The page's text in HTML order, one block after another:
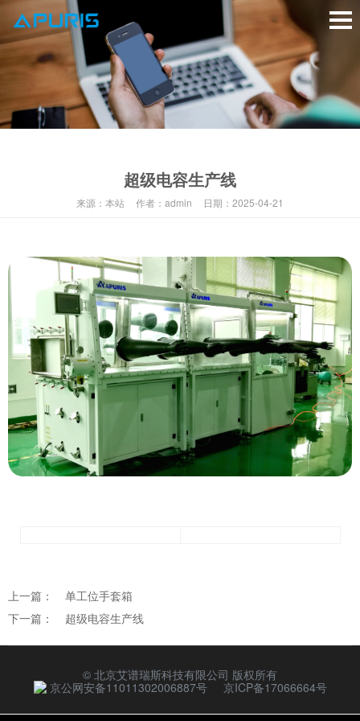
超级电容生产线
来源： 本站 作者： admin 日期： 2025-04-21
上一篇：
单工位手套箱
下一篇：
超级电容生产线
© 北京艾谱瑞斯科技有限公司 版权所有
京公网安备11011302006887号
京ICP备17066664号